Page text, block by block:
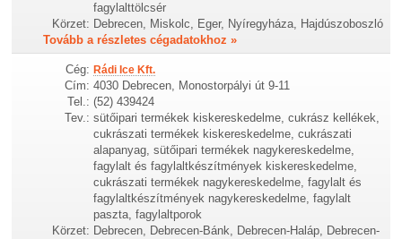
fagylalttölcsér
Körzet: Debrecen, Miskolc, Eger, Nyíregyháza, Hajdúszoboszló
Tovább a részletes cégadatokhoz »
Cég: Rádi Ice Kft.
Cím: 4030 Debrecen, Monostorpályi út 9-11
Tel.: (52) 439424
Tev.: sütőipari termékek kiskereskedelme, cukrász kellékek,
cukrászati termékek kiskereskedelme, cukrászati
alapanyag, sütőipari termékek nagykereskedelme,
fagylalt és fagylaltkészítmények kiskereskedelme,
cukrászati termékek nagykereskedelme, fagylalt és
fagylaltkészítmények nagykereskedelme, fagylalt
paszta, fagylaltporok
Körzet: Debrecen, Debrecen-Bánk, Debrecen-Haláp, Debrecen-